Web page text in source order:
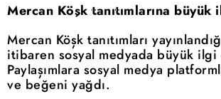
Mercan Köşk tanıtımlarına büyük
Mercan Köşk tanıtımları
itibaren sosyal medyada büyük
Paylaşımlara sosyal medya
ve beğeni yağdı.